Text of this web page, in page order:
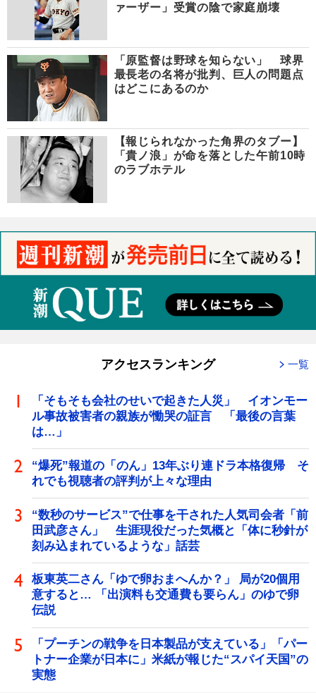
ァーザー」受賞の陰で家庭崩壊
「原監督は野球を知らない」 球界
最長老の名将が批判、巨人の問題点
はどこにあるのか
【報じられなかった角界のタブー】
「貴ノ浪」が命を落とした午前10時
のラブホテル
アクセスランキング 一覧
「そもそも会社のせいで起きた人災」 イオンモー
ル事故被害者の親族が慟哭の証言 「最後の言葉
は…」
“爆死”報道の「のん」13年ぶり連ドラ本格復帰 そ
れでも視聴者の評判が上々な理由
“数秒のサービス”で仕事を干された人気司会者「前
田武彦さん」 生涯現役だった気概と「体に秒針が
刻み込まれているような」話芸
板東英二さん「ゆで卵おまへんか？」 局が20個用
意すると… 「出演料も交通費も要らん」のゆで卵
伝説
「プーチンの戦争を日本製品が支えている」「パー
トナー企業が日本に」米紙が報じた“スパイ天国”の
実態